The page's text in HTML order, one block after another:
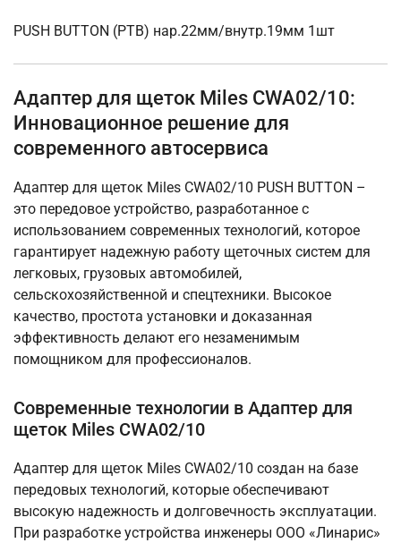
PUSH BUTTON (PTB) нар.22мм/внутр.19мм 1шт
Адаптер для щеток Miles CWA02/10:
Инновационное решение для
современного автосервиса
Адаптер для щеток Miles CWA02/10 PUSH BUTTON –
это передовое устройство, разработанное с
использованием современных технологий, которое
гарантирует надежную работу щеточных систем для
легковых, грузовых автомобилей,
сельскохозяйственной и спецтехники. Высокое
качество, простота установки и доказанная
эффективность делают его незаменимым
помощником для профессионалов.
Современные технологии в Адаптер для
щеток Miles CWA02/10
Адаптер для щеток Miles CWA02/10 создан на базе
передовых технологий, которые обеспечивают
высокую надежность и долговечность эксплуатации.
При разработке устройства инженеры ООО «Линарис»